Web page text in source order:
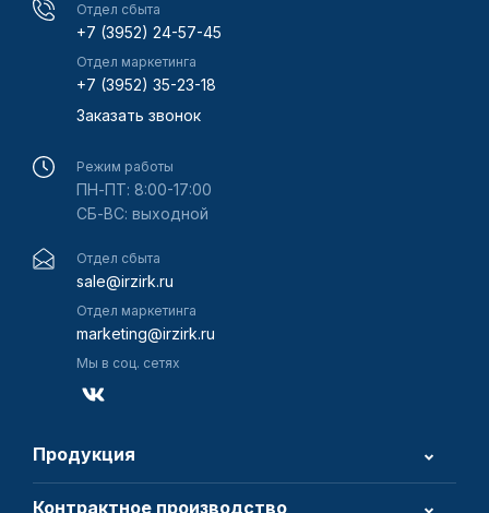
Отдел сбыта
+7 (3952) 24-57-45
Отдел маркетинга
+7 (3952) 35-23-18
Заказать звонок
Режим работы
ПН-ПТ: 8:00-17:00
СБ-ВС: выходной
Отдел сбыта
sale@irzirk.ru
Отдел маркетинга
marketing@irzirk.ru
Мы в соц. сетях
Продукция
Контрактное производство